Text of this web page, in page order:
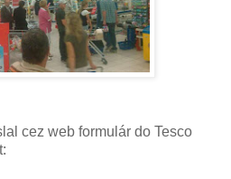
cez web formulár do Tesco